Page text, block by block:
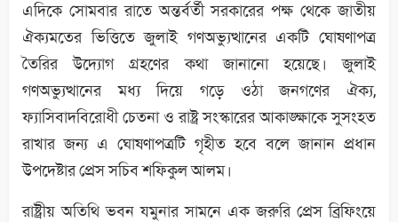
এদিকে সোমবার রাতে অন্তর্বর্তী সরকারের পক্ষ থেকে জাতীয়
ঐক্যমতের ভিত্তিতে জুলাই গণঅভ্যুত্থানের একটি ঘোষণাপত্র
তৈরির উদ্যোগ গ্রহণের কথা জানানো হয়েছে। জুলাই
গণঅভ্যুত্থানের মধ্য দিয়ে গড়ে ওঠা জনগণের ঐক্য,
ফ্যাসিবাদবিরোধী চেতনা ও রাষ্ট্র সংস্কারের আকাঙ্ক্ষাকে সুসংহত
রাখার জন্য এ ঘোষণাপত্রটি গৃহীত হবে বলে জানান প্রধান
উপদেষ্টার প্রেস সচিব শফিকুল আলম।
রাষ্ট্রীয় অতিথি ভবন যমুনার সামনে এক জরুরি প্রেস ব্রিফিংয়ে